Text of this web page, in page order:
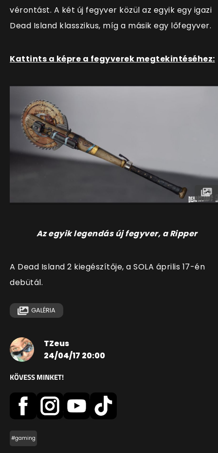
vérontást. A két új fegyver közül az egyik egy igazi
Dead Island klasszikus, míg a másik egy lőfegyver.
Kattints a képre a fegyverek megtekintéséhez:
Az egyik legendás új fegyver, a Ripper
A Dead Island 2 kiegészítője, a SOLA április 17-én
debütál.
GALÉRIA
TZeus
24/04/17 20:00
KÖVESS MINKET!
#gaming